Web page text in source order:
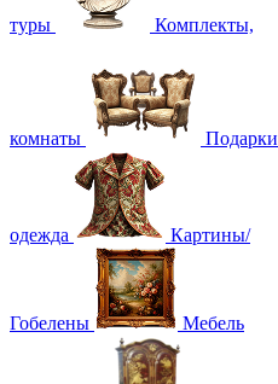
туры Комплекты,
комнаты Подарки
одежда Картины/
Гобелены Мебель